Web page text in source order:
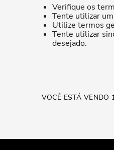
Verifique os
Tente utilizar
Utilize termos
Tente utilizar
desejado.
VOCÊ ESTÁ VENDO